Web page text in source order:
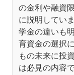
の金利や融資
に説明してい
学金の違いも
育資金の選択
もの未来に投
は必見の内容で